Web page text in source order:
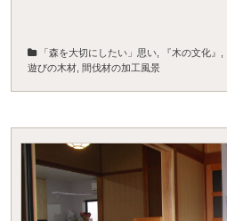
「森を大切にしたい」思い 『木の文化』
遊びの木材 間伐材の加工風景